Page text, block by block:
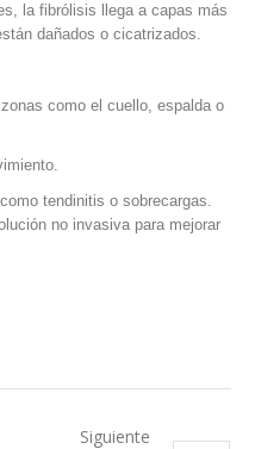
la fibrólisis llega a capas más
dañados o cicatrizados.
como el cuello, espalda o
tendinitis o sobrecargas.
no invasiva para mejorar
Siguiente